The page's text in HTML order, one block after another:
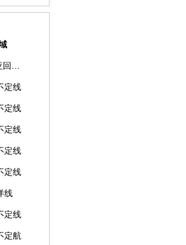
其他:东南亚回国航线
定线
定线
定线
定线
定线
线
定线
定航